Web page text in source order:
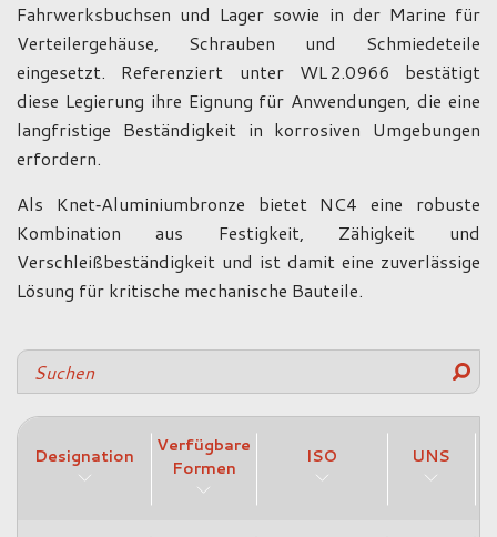
Fahrwerksbuchsen und Lager sowie in der Marine für
Verteilergehäuse, Schrauben und Schmiedeteile
eingesetzt. Referenziert unter WL 2.0966 bestätigt
diese Legierung ihre Eignung für Anwendungen, die eine
langfristige Beständigkeit in korrosiven Umgebungen
erfordern.
Als Knet‑Aluminiumbronze bietet NC4 eine robuste
Kombination aus Festigkeit, Zähigkeit und
Verschleißbeständigkeit und ist damit eine zuverlässige
Lösung für kritische mechanische Bauteile.
Designation
Verfügbare
Formen
ISO UNS